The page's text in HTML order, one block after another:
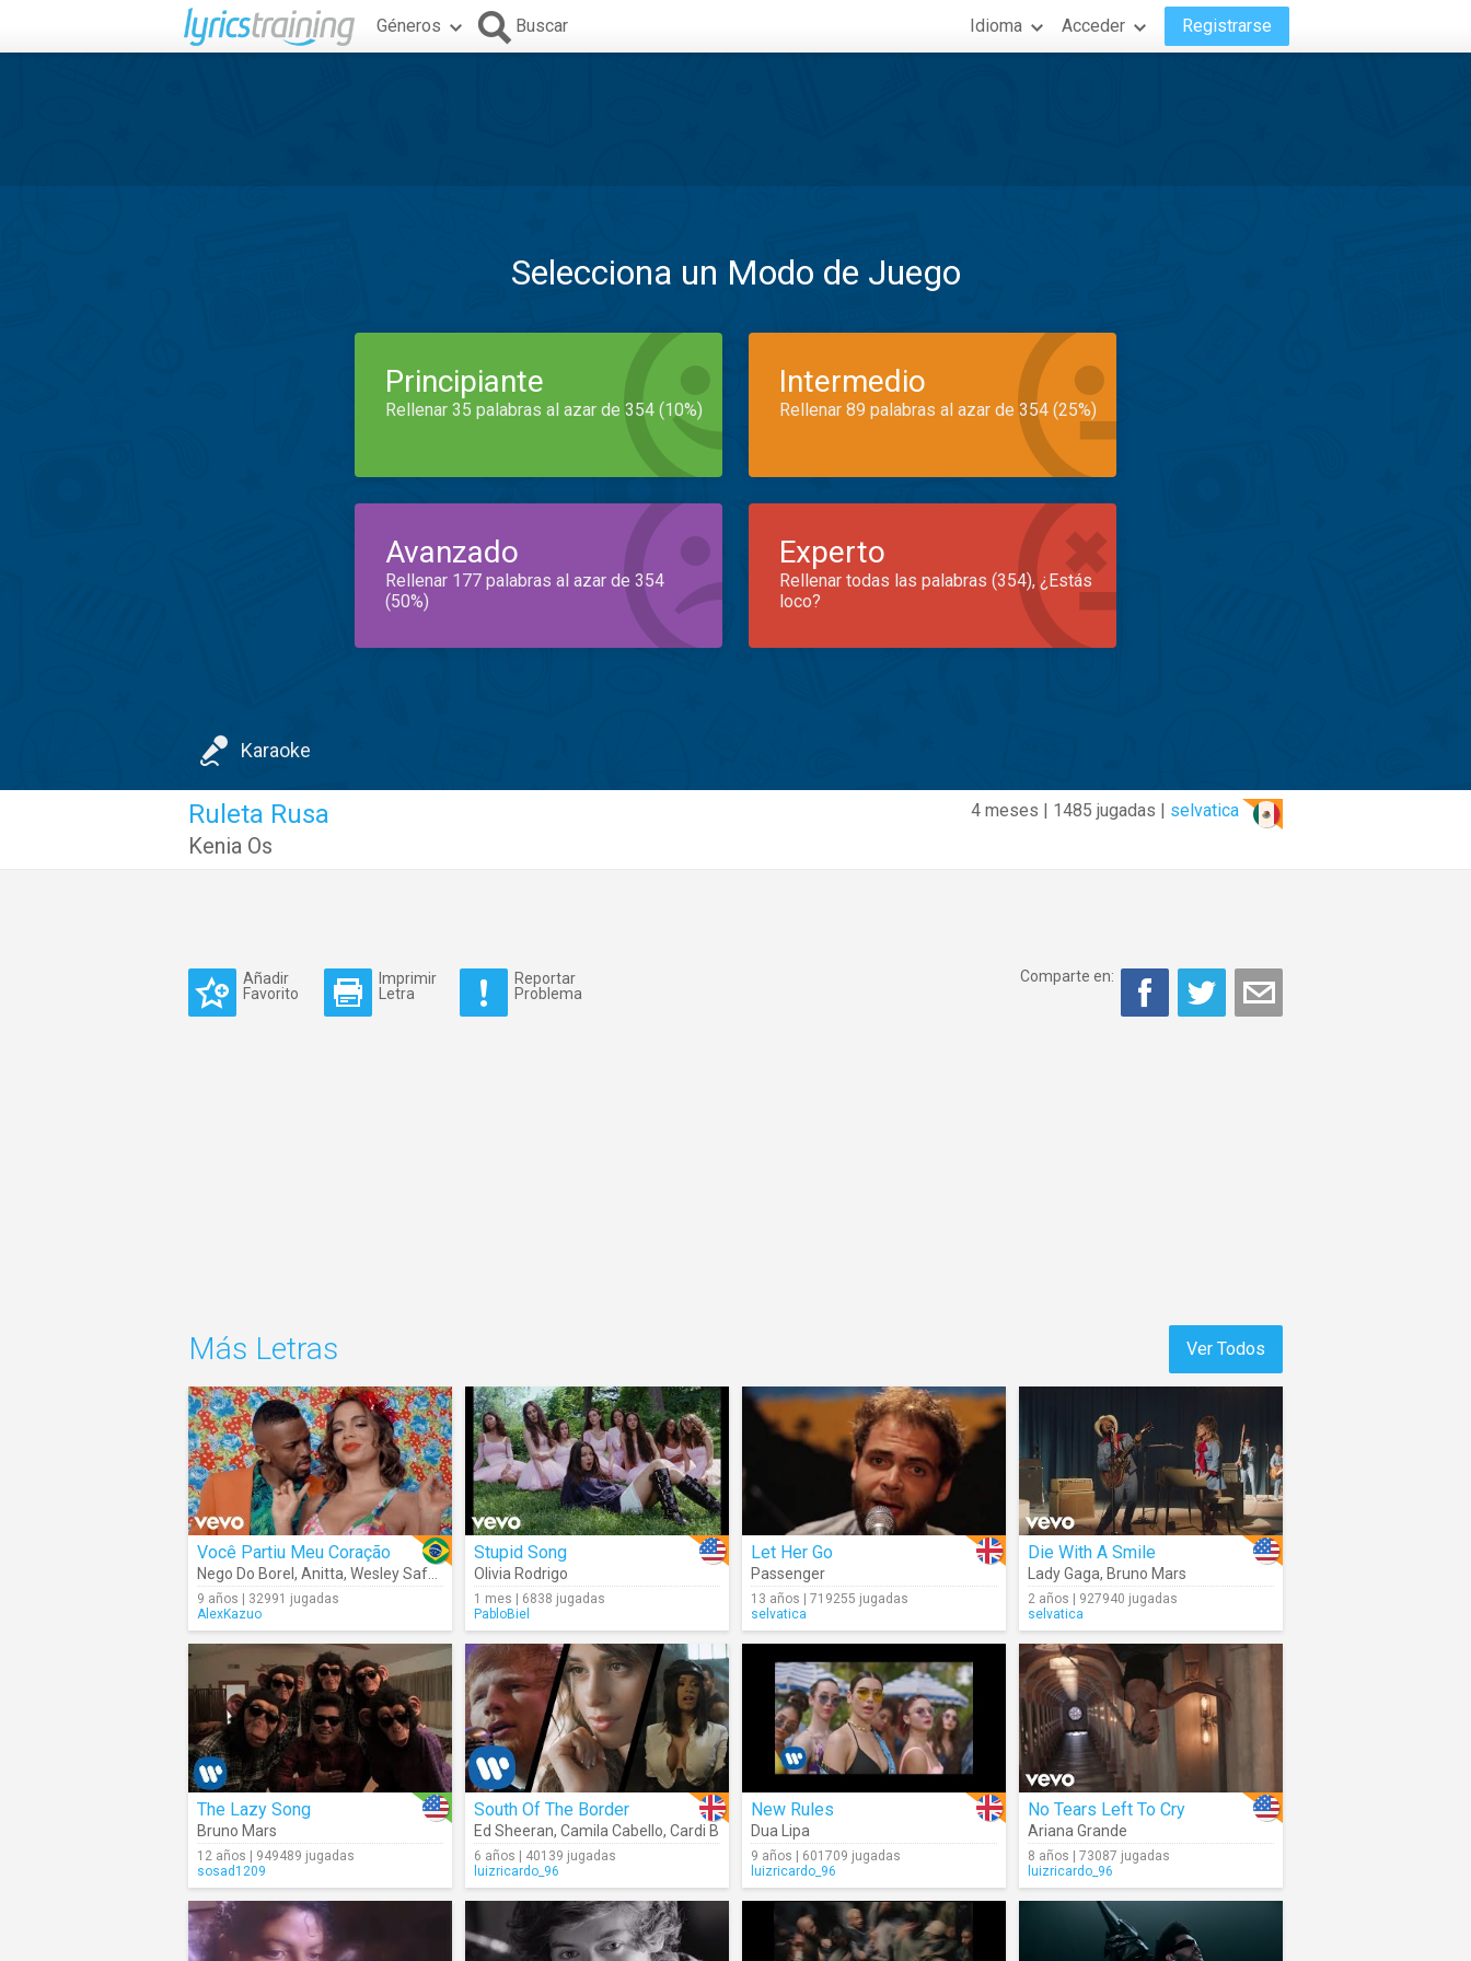
Géneros Buscar Idioma Acceder Registrarse
Selecciona un Modo de Juego
Principiante
Rellenar 35 palabras al azar de 354 (10%)
Intermedio
Rellenar 89 palabras al azar de 354 (25%)
Avanzado
Rellenar 177 palabras al azar de 354
(50%)
Experto
Rellenar todas las palabras (354), ¿Estás
loco?
Karaoke
4 meses | 1485 jugadas | selvatica
Ruleta Rusa
Kenia Os
Añadir
Favorito
Imprimir
Letra
Reportar
Problema
Comparte en:
Ver Todos
Más Letras
Você Partiu Meu Coração
Nego Do Borel , Anitta, Wesley Safadão
9 años | 32991 jugadas
AlexKazuo
Stupid Song
Olivia Rodrigo
1 mes | 6838 jugadas
PabloBiel
Let Her Go
Passenger
13 años | 719255 jugadas
selvatica
Die With A Smile
Lady Gaga, Bruno Mars
2 años | 927940 jugadas
selvatica
The Lazy Song
Bruno Mars
12 años | 949489 jugadas
sosad1209
South Of The Border
Ed Sheeran, Camila Cabello, Cardi B
6 años | 40139 jugadas
luizricardo_96
New Rules
Dua Lipa
9 años | 601709 jugadas
luizricardo_96
No Tears Left To Cry
Ariana Grande
8 años | 73087 jugadas
luizricardo_96